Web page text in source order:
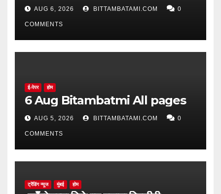
AUG 6, 2026 BITTAMBATAMI.COM 0
COMMENTS
ई-पेपर होम
6 Aug Bitambatmi All pages
AUG 5, 2026 BITTAMBATAMI.COM 0
COMMENTS
ट्रेंडिंग न्यूज मुंबई होम